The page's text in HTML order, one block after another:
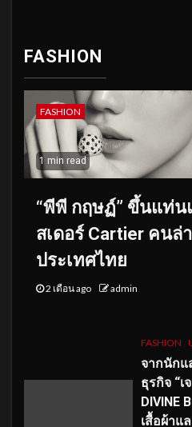
FASHION
FASHION
1 min read
“พีพี กฤษฏ์” ขึ้นแท่
สเดอร์ Cartier คนล่
ประเทศไทย
2 เดือน ago admin
FASHION
จากนักแ
ธุรกิจ “
DIVINE
เสื้อผ้าแ